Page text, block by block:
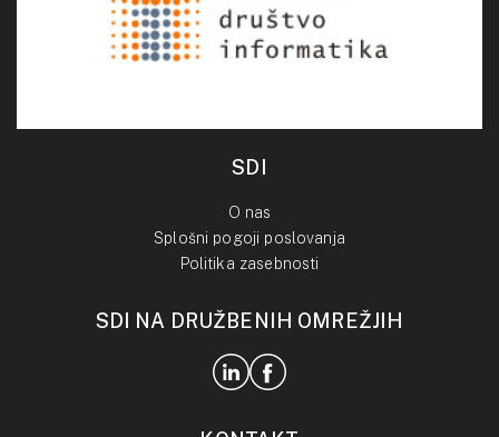
SDI
O nas
Splošni pogoji poslovanja
Politika zasebnosti
SDI NA DRUŽBENIH OMREŽJIH